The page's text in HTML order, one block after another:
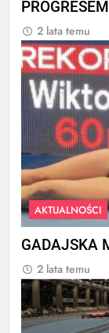
2 lata temu
AKTUALNOŚCI
GADAJSKA
2 lata temu